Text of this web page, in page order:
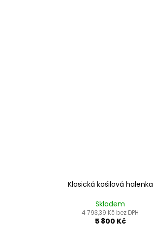
Klasická košilová halenka
Skladem
4 793,39 Kč bez DPH
5 800 Kč